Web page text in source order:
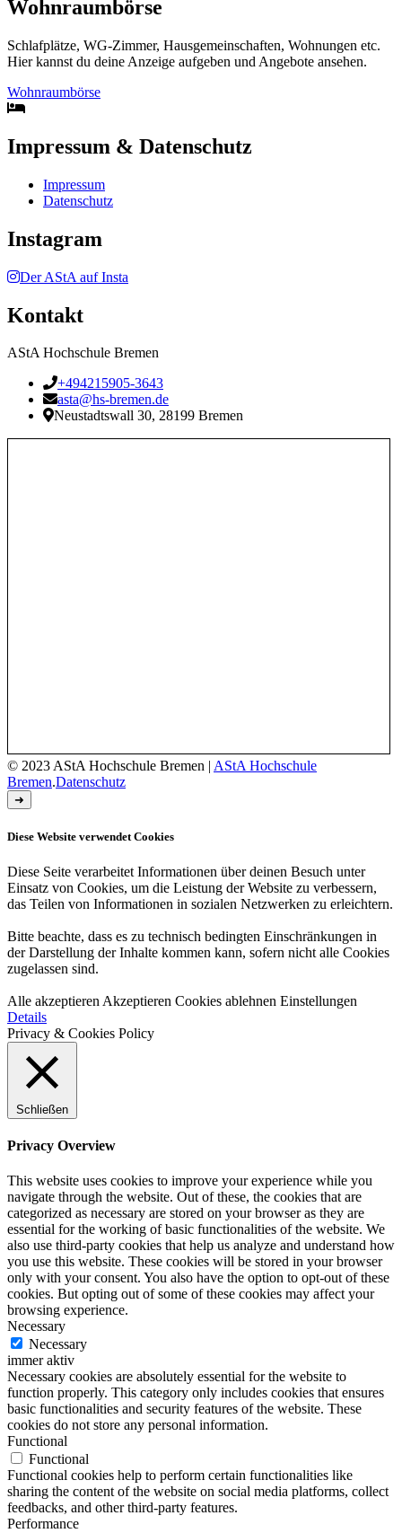
Wohnraumbörse
Schlafplätze, WG-Zimmer, Hausgemeinschaften, Wohnungen etc.
Hier kannst du deine Anzeige aufgeben und Angebote ansehen.
Wohnraumbörse
Impressum & Datenschutz
Impressum
Datenschutz
Instagram
Der AStA auf Insta
Kontakt
AStA Hochschule Bremen
+494215905-3643
asta@hs-bremen.de
Neustadtswall 30, 28199 Bremen
© 2023 AStA Hochschule Bremen AStA Hochschule
Bremen.Datenschutz
➜
Diese Website verwendet Cookies
Diese Seite verarbeitet Informationen über deinen Besuch unter
Einsatz von Cookies, um die Leistung der Website zu verbessern,
das Teilen von Informationen in sozialen Netzwerken zu erleichtern.
Bitte beachte, dass es zu technisch bedingten Einschränkungen in
der Darstellung der Inhalte kommen kann, sofern nicht alle Cookies
zugelassen sind.
Alle akzeptieren Akzeptieren Cookies ablehnen Einstellungen
Details
Privacy & Cookies Policy
Schließen
Privacy Overview
This website uses cookies to improve your experience while you
navigate through the website. Out of these, the cookies that are
categorized as necessary are stored on your browser as they are
essential for the working of basic functionalities of the website. We
also use third-party cookies that help us analyze and understand how
you use this website. These cookies will be stored in your browser
only with your consent. You also have the option to opt-out of these
cookies. But opting out of some of these cookies may affect your
browsing experience.
Necessary
Necessary
immer aktiv
Necessary cookies are absolutely essential for the website to
function properly. This category only includes cookies that ensures
basic functionalities and security features of the website. These
cookies do not store any personal information.
Functional
Functional
Functional cookies help to perform certain functionalities like
sharing the content of the website on social media platforms, collect
feedbacks, and other third-party features.
Performance